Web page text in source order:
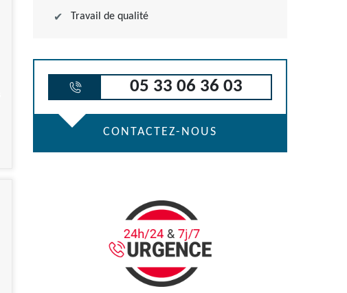
Travail de qualité
05 33 06 36 03
CONTACTEZ-NOUS